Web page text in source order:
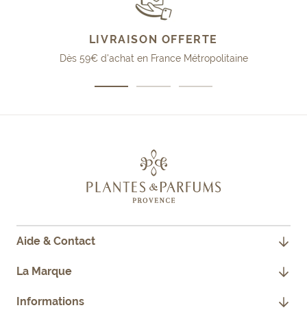
LIVRAISON OFFERTE
Dès 59€ d'achat en France Métropolitaine
slide
slide
slide
Aide & Contact
CONTACTEZ-NOUS
La Marque
NOTRE HISTOIRE
Informations